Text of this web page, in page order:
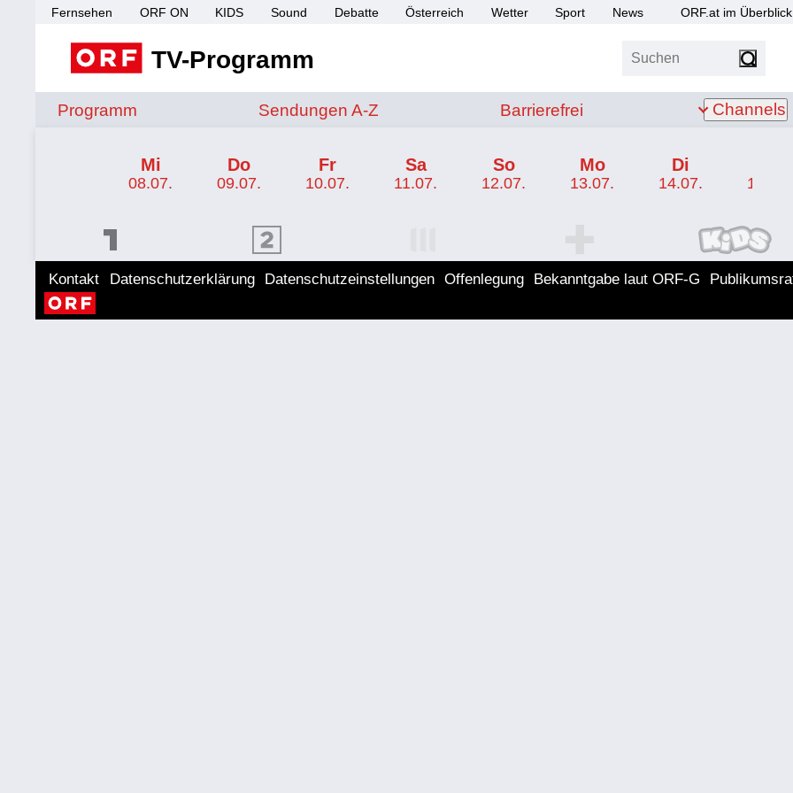
Fernsehen ORF ON KIDS Sound Debatte Österreich Wetter Sport News ORF.at im Überblick
TV-Programm Suchen
Programm Sendungen von A bis Z
Sendungen A-Z Barrierefrei
Barrierefrei Channels
Mi
08.07.
Do
09.07.
Fr
10.07.
Sa
11.07.
So
12.07.
Mo
13.07.
Di
14.07. 15.07.
ORF 2 Programm ORF KIDS Programm
Kontakt Datenschutzerklärung Datenschutzeinstellungen Offenlegung Bekanntgabe laut ORF-G